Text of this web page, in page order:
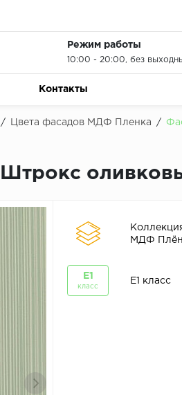
Режим работы
10:00 - 20:00, без
Контакты
/ Цвета фасадов МДФ Пленка /
МДФ
E1
класс
E1 класс